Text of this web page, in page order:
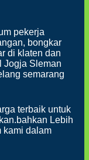
pekerja
bongkar
di klaten dan
Jogja Sleman
semarang
terbaik untuk
Lebih
kami dalam